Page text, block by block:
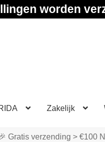
worden
Zakelijk
Gratis verzending > €100